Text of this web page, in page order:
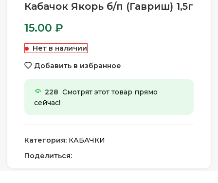
Кабачок Якорь б/п (Гавриш) 1,5г
15.00 ₽
Нет в наличии
Добавить в избранное
228 Смотрят этот товар прямо
сейчас!
Категория: КАБАЧКИ
Поделиться: